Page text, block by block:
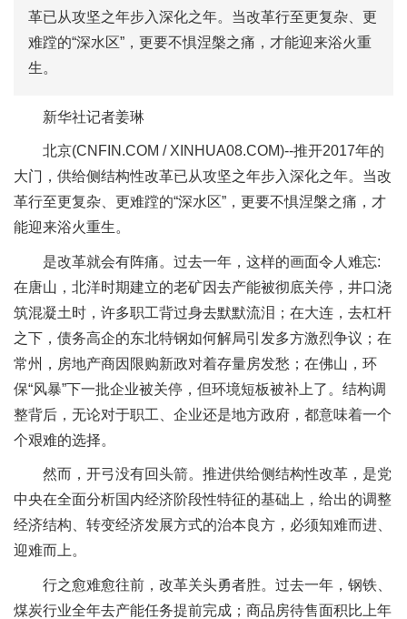
革已从攻坚之年步入深化之年。当改革行至更复杂、更
难蹚的“深水区”，更要不惧涅槃之痛，才能迎来浴火重
生。
新华社记者姜琳
北京(CNFIN.COM / XINHUA08.COM)--推开2017年的
大门，供给侧结构性改革已从攻坚之年步入深化之年。当改
革行至更复杂、更难蹚的“深水区”，更要不惧涅槃之痛，才
能迎来浴火重生。
是改革就会有阵痛。过去一年，这样的画面令人难忘:
在唐山，北洋时期建立的老矿因去产能被彻底关停，井口浇
筑混凝土时，许多职工背过身去默默流泪；在大连，去杠杆
之下，债务高企的东北特钢如何解局引发多方激烈争议；在
常州，房地产商因限购新政对着存量房发愁；在佛山，环
保“风暴”下一批企业被关停，但环境短板被补上了。结构调
整背后，无论对于职工、企业还是地方政府，都意味着一个
个艰难的选择。
然而，开弓没有回头箭。推进供给侧结构性改革，是党
中央在全面分析国内经济阶段性特征的基础上，给出的调整
经济结构、转变经济发展方式的治本良方，必须知难而进、
迎难而上。
行之愈难愈往前，改革关头勇者胜。过去一年，钢铁、
煤炭行业全年去产能任务提前完成；商品房待售面积比上年